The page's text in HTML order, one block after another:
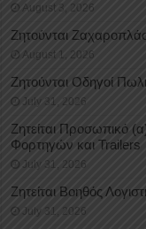
August 3, 2026
Ζητούνται
August 1, 2026
Ζητούνται Οδηγοί
July 31, 2026
Ζητείται Προσωπικό
Φορτηγών και Trailers
July 31, 2026
Ζητείται Βοηθός
July 31, 2026